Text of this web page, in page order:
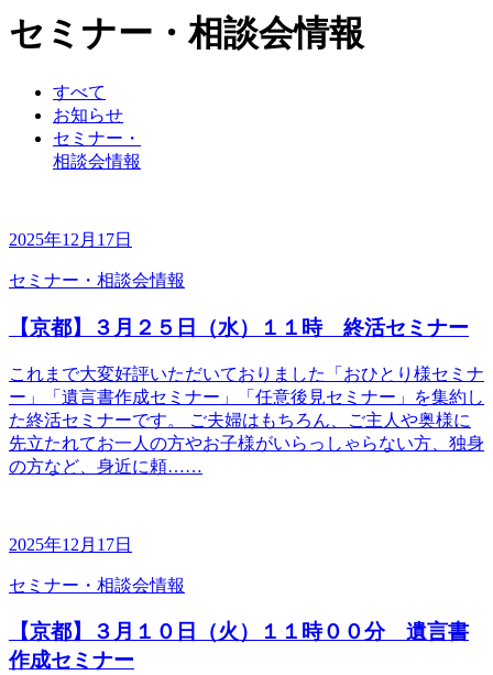
セミナー・相談会情報
すべて
お知らせ
セミナー・
相談会情報
2025年12月17日
セミナー・相談会情報
【京都】３月２５日（水）１１時 終活セミナー
これまで大変好評いただいておりました「おひとり様セミナ
ー」「遺言書作成セミナー」「任意後見セミナー」を集約し
た終活セミナーです。 ご夫婦はもちろん、ご主人や奥様に
先立たれてお一人の方やお子様がいらっしゃらない方、独身
の方など、身近に頼……
2025年12月17日
セミナー・相談会情報
【京都】３月１０日（火）１１時００分 遺言書
作成セミナー